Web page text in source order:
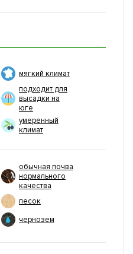
мягкий климат
подходит для
высадки на
юге
умеренный
климат
обычная почва
нормального
качества
песок
чернозем